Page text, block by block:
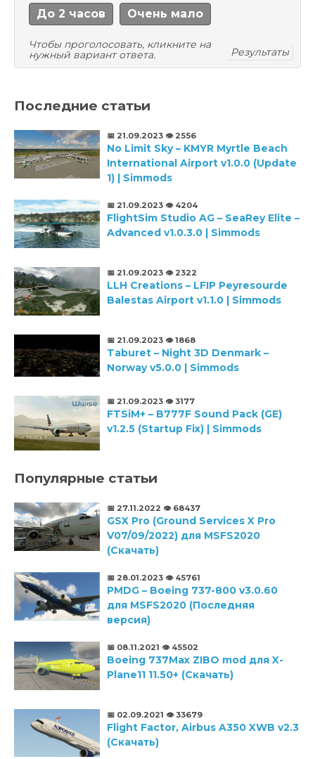
До 2 часов Очень мало
Чтобы проголосовать, кликните на
нужный вариант ответа.
Результаты
Последние статьи
📅 21.09.2023 👁️ 2556
No Limit Sky – KMYR Myrtle Beach
International Airport v1.0.0 (Update
1) | Simmods
📅 21.09.2023 👁️ 4204
FlightSim Studio AG – SeaRey Elite –
Advanced v1.0.3.0 | Simmods
📅 21.09.2023 👁️ 2322
LLH Creations – LFIP Peyresourde
Balestas Airport v1.1.0 | Simmods
📅 21.09.2023 👁️ 1868
Taburet – Night 3D Denmark –
Norway v5.0.0 | Simmods
📅 21.09.2023 👁️ 3177
FTSiM+ – B777F Sound Pack (GE)
v1.2.5 (Startup Fix) | Simmods
Популярные статьи
📅 27.11.2022 👁️ 68437
GSX Pro (Ground Services X Pro
V07/09/2022) для MSFS2020
(Скачать)
📅 28.01.2023 👁️ 45761
PMDG – Boeing 737-800 v3.0.60
для MSFS2020 (Последняя
версия)
📅 08.11.2021 👁️ 45502
Boeing 737Max ZIBO mod для X-
Plane11 11.50+ (Скачать)
📅 02.09.2021 👁️ 33679
Flight Factor, Airbus A350 XWB v2.3
(Скачать)